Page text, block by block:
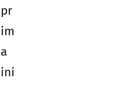
pr
im
a
ini